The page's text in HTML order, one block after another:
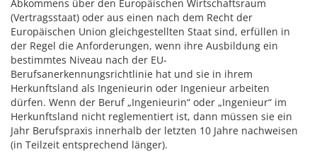
Abkommens über den Europäischen Wirtschaftsraum
(Vertragsstaat) oder aus einen nach dem Recht der
Europäischen Union gleichgestellten Staat sind, erfüllen in
der Regel die Anforderungen, wenn ihre Ausbildung ein
bestimmtes Niveau nach der EU-
Berufsanerkennungsrichtlinie hat und sie in ihrem
Herkunftsland als Ingenieurin oder Ingenieur arbeiten
dürfen. Wenn der Beruf „Ingenieurin“ oder „Ingenieur“ im
Herkunftsland nicht reglementiert ist, dann müssen sie ein
Jahr Berufspraxis innerhalb der letzten 10 Jahre nachweisen
(in Teilzeit entsprechend länger).